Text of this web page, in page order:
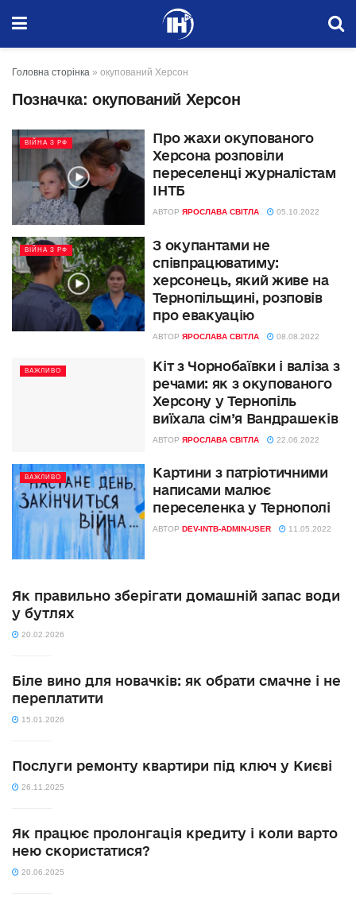
Головна сторінка » окупований Херсон
Позначка: окупований Херсон
ВІЙНА З РФ
Про жахи окупованого
Херсона розповіли
переселенці журналістам
ІНТБ
АВТОР ЯРОСЛАВА СВІТЛА 05.10.2022
ВІЙНА З РФ
З окупантами не
співпрацюватиму:
херсонець, який живе на
Тернопільщині, розповів
про евакуацію
АВТОР ЯРОСЛАВА СВІТЛА 08.08.2022
ВАЖЛИВО
Кіт з Чорнобаївки і валіза з
речами: як з окупованого
Херсону у Тернопіль
виїхала сім’я Вандрашеків
АВТОР ЯРОСЛАВА СВІТЛА 22.06.2022
ВАЖЛИВО
Картини з патріотичними
написами малює
переселенка у Тернополі
АВТОР DEV-INTB-ADMIN-USER 11.05.2022
Як правильно зберігати домашній запас води
у бутлях
20.02.2026
Біле вино для новачків: як обрати смачне і не
переплатити
15.01.2026
Послуги ремонту квартири під ключ у Києві
26.11.2025
Як працює пролонгація кредиту і коли варто
нею скористатися?
20.06.2025